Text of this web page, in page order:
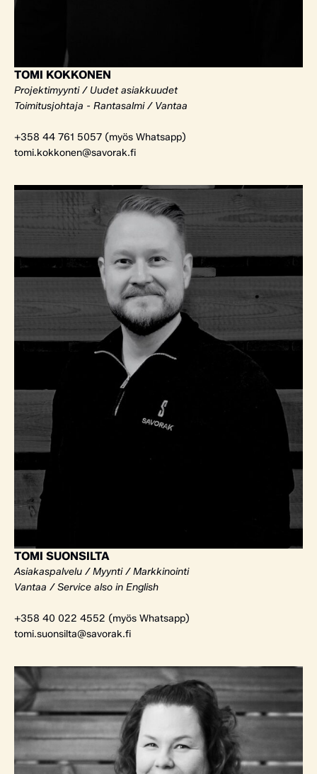
TOMI KOKKONEN
Projektimyynti / Uudet asiakkuudet
Toimitusjohtaja - Rantasalmi / Vantaa
+358 44 761 5057 (myös Whatsapp)
tomi.kokkonen@savorak.fi
TOMI SUONSILTA
Asiakaspalvelu / Myynti / Markkinointi
Vantaa / Service also in English
+358 40 022 4552 (myös Whatsapp)
tomi.suonsilta@savorak.fi